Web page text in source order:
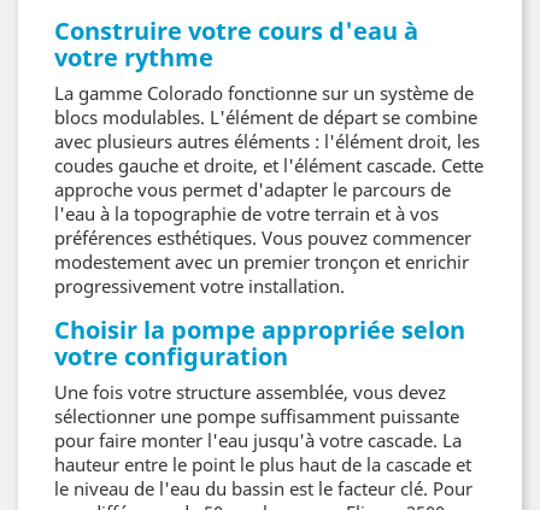
Construire votre cours d'eau à
votre rythme
La gamme Colorado fonctionne sur un système de
blocs modulables. L'élément de départ se combine
avec plusieurs autres éléments : l'élément droit, les
coudes gauche et droite, et l'élément cascade. Cette
approche vous permet d'adapter le parcours de
l'eau à la topographie de votre terrain et à vos
préférences esthétiques. Vous pouvez commencer
modestement avec un premier tronçon et enrichir
progressivement votre installation.
Choisir la pompe appropriée selon
votre configuration
Une fois votre structure assemblée, vous devez
sélectionner une pompe suffisamment puissante
pour faire monter l'eau jusqu'à votre cascade. La
hauteur entre le point le plus haut de la cascade et
le niveau de l'eau du bassin est le facteur clé. Pour